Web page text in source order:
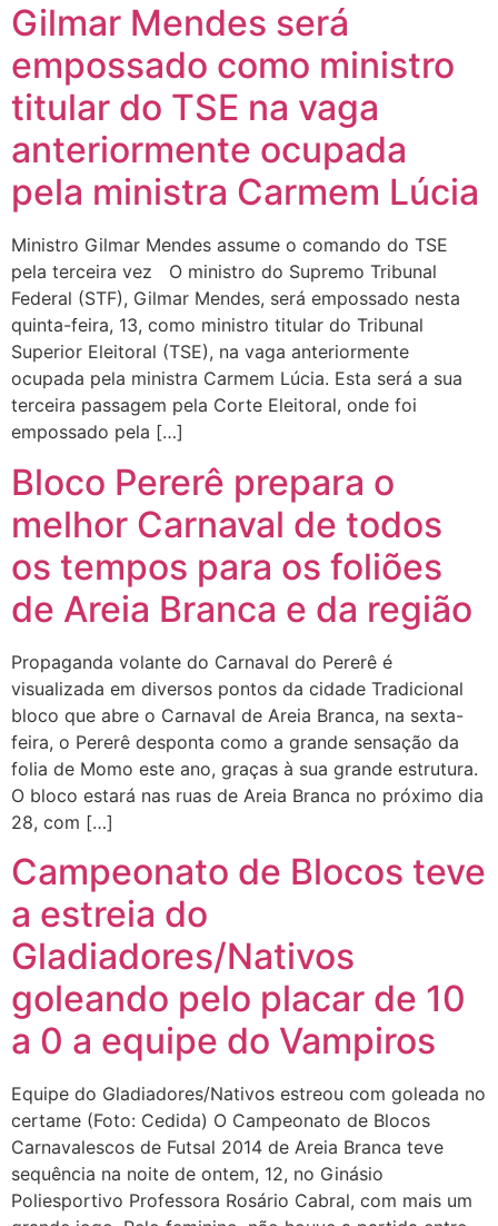
Gilmar Mendes será
empossado como ministro
titular do TSE na vaga
anteriormente ocupada
pela ministra Carmem Lúcia
Ministro Gilmar Mendes assume o comando do TSE
pela terceira vez O ministro do Supremo Tribunal
Federal (STF), Gilmar Mendes, será empossado nesta
quinta-feira, 13, como ministro titular do Tribunal
Superior Eleitoral (TSE), na vaga anteriormente
ocupada pela ministra Carmem Lúcia. Esta será a sua
terceira passagem pela Corte Eleitoral, onde foi
empossado pela […]
Bloco Pererê prepara o
melhor Carnaval de todos
os tempos para os foliões
de Areia Branca e da região
Propaganda volante do Carnaval do Pererê é
visualizada em diversos pontos da cidade Tradicional
bloco que abre o Carnaval de Areia Branca, na sexta-
feira, o Pererê desponta como a grande sensação da
folia de Momo este ano, graças à sua grande estrutura.
O bloco estará nas ruas de Areia Branca no próximo dia
28, com […]
Campeonato de Blocos teve
a estreia do
Gladiadores/Nativos
goleando pelo placar de 10
a 0 a equipe do Vampiros
Equipe do Gladiadores/Nativos estreou com goleada no
certame (Foto: Cedida) O Campeonato de Blocos
Carnavalescos de Futsal 2014 de Areia Branca teve
sequência na noite de ontem, 12, no Ginásio
Poliesportivo Professora Rosário Cabral, com mais um